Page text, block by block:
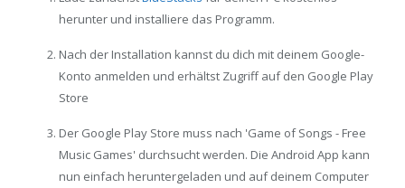
herunter und installiere das Programm.
Nach der Installation kannst du dich mit deinem Google-
Konto anmelden und erhältst Zugriff auf den Google Play
Store
Der Google Play Store muss nach 'Game of Songs - Free
Music Games' durchsucht werden. Die Android App kann
nun einfach heruntergeladen und auf deinem Computer